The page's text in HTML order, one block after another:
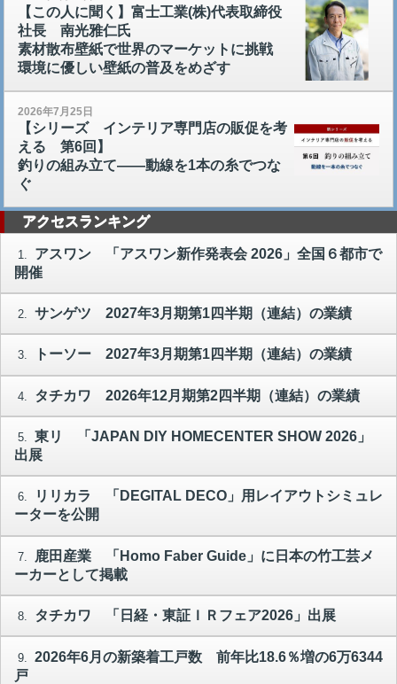
【この人に聞く】富士工業(株)代表取締役
社長 南光雅仁氏
素材散布壁紙で世界のマーケットに挑戦
環境に優しい壁紙の普及をめざす
2026年7月25日
【シリーズ インテリア専門店の販促を考
える 第6回】
釣りの組み立て――動線を1本の糸でつな
ぐ
アクセスランキング
1.
アスワン 「アスワン新作発表会 2026」全国６都市で
開催
2. サンゲツ 2027年3月期第1四半期（連結）の業績
3. トーソー 2027年3月期第1四半期（連結）の業績
4. タチカワ 2026年12月期第2四半期（連結）の業績
5. 東リ 「JAPAN DIY HOMECENTER SHOW 2026」
出展
6.
リリカラ 「DEGITAL DECO」用レイアウトシミュレ
ーターを公開
7.
鹿田産業 「Homo Faber Guide」に日本の竹工芸メ
ーカーとして掲載
8. タチカワ 「日経・東証ＩＲフェア2026」出展
9.
2026年6月の新築着工戸数 前年比18.6％増の6万6344
戸